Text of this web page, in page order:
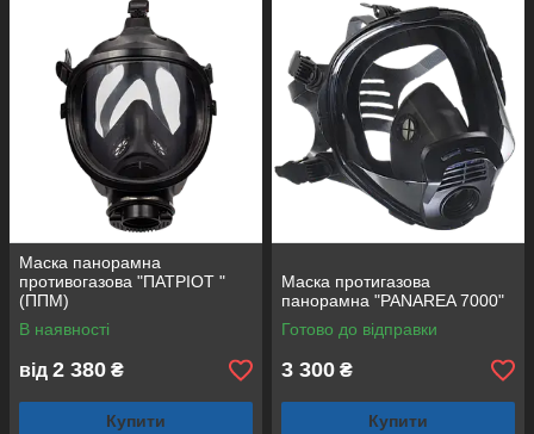
Маска панорамна
противогазова "ПАТРІОТ "
(ППМ)
В наявності
від 2 380 ₴
Купити
Маска протигазова
панорамна "PANAREA 7000"
Готово до відправки
3 300 ₴
Купити